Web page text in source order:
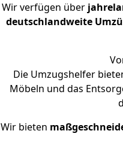
Wir verfügen über
deutschlandweite
Die Umzugshelfer
Möbeln und das
Wir bieten